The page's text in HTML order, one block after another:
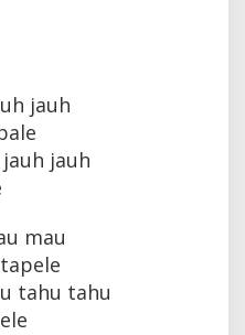
jauh
jauh
mau
tahu tahu